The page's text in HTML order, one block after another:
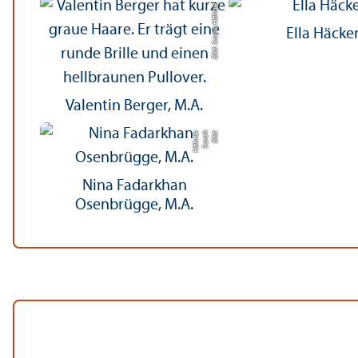
Bild: Sarah Hähnle
Valentin Berger, M.A.
Ella
Bil
d:
S
a
r
a
h
H
ä
h
nl
e
Nina Fadarkhan
Osenbrügge, M.A.